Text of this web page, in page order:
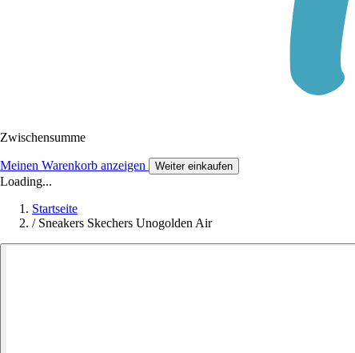
Zwischensumme
Meinen Warenkorb anzeigen Weiter einkaufen
Loading...
Startseite
/ Sneakers Skechers Unogolden Air